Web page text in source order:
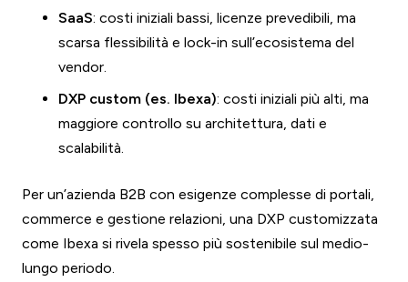
SaaS: costi iniziali bassi, licenze prevedibili, ma
scarsa flessibilità e lock-in sull’ecosistema del
vendor.
DXP custom (es. Ibexa): costi iniziali più alti, ma
maggiore controllo su architettura, dati e
scalabilità.
Per un’azienda B2B con esigenze complesse di portali,
commerce e gestione relazioni, una DXP customizzata
come Ibexa si rivela spesso più sostenibile sul medio-
lungo periodo.